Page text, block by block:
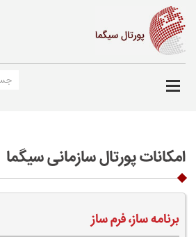
امکانات پورتال سازمانی سیگما
برنامه ساز، فرم ساز